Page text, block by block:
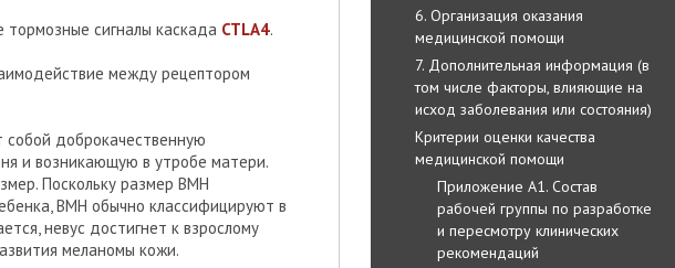
6. Организация оказания
медицинской помощи
7. Дополнительная информация (в
том числе факторы, влияющие на
исход заболевания или состояния)
Критерии оценки качества
медицинской помощи
Приложение А1. Состав
рабочей группы по разработке
и пересмотру клинических
рекомендаций
сигналы каскада CTLA4.
между рецептором
собой доброкачественную
и возникающую в утробе матери.
Поскольку размер ВМН
ВМН обычно классифицируют в
невус достигнет к взрослому
меланомы кожи.